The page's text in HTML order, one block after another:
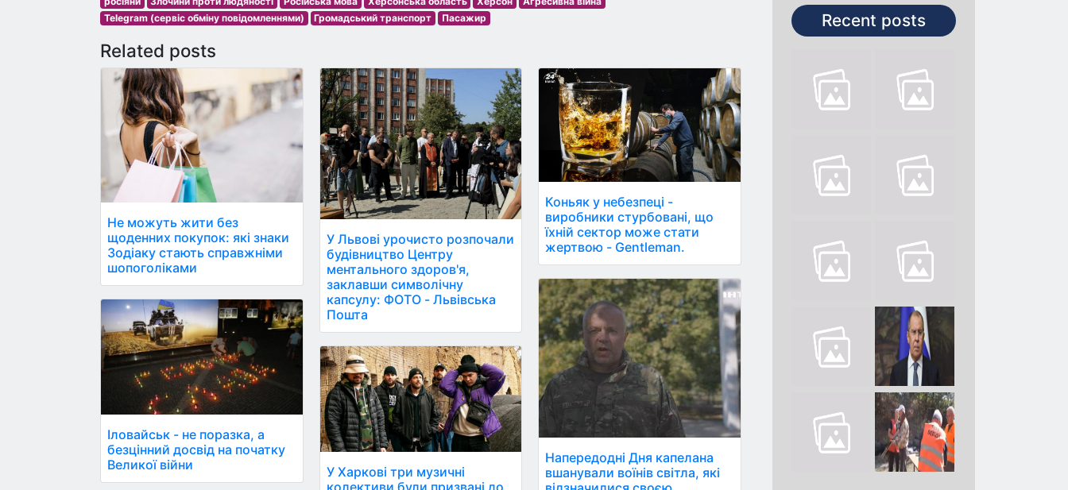
Recent posts
Telegram (сервіс обміну повідомленнями)
Громадський транспорт Пасажир
Related posts
Не можуть жити без
щоденних покупок: які знаки
Зодіаку стають справжніми
шопоголіками
Іловайськ - не поразка, а
безцінний досвід на початку
Великої війни
У Львові урочисто розпочали
будівництво Центру
ментального здоров'я,
заклавши символічну
капсулу: ФОТО - Львівська
Пошта
У Харкові три музичні
Коньяк у небезпеці -
виробники стурбовані, що
їхній сектор може стати
жертвою - Gentleman.
Напередодні Дня капелана
вшанували воїнів світла, які